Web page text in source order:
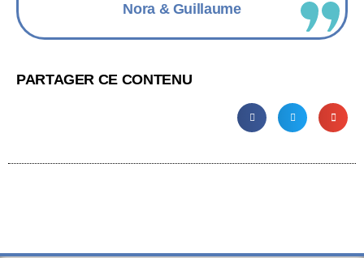
Nora & Guillaume
PARTAGER CE CONTENU